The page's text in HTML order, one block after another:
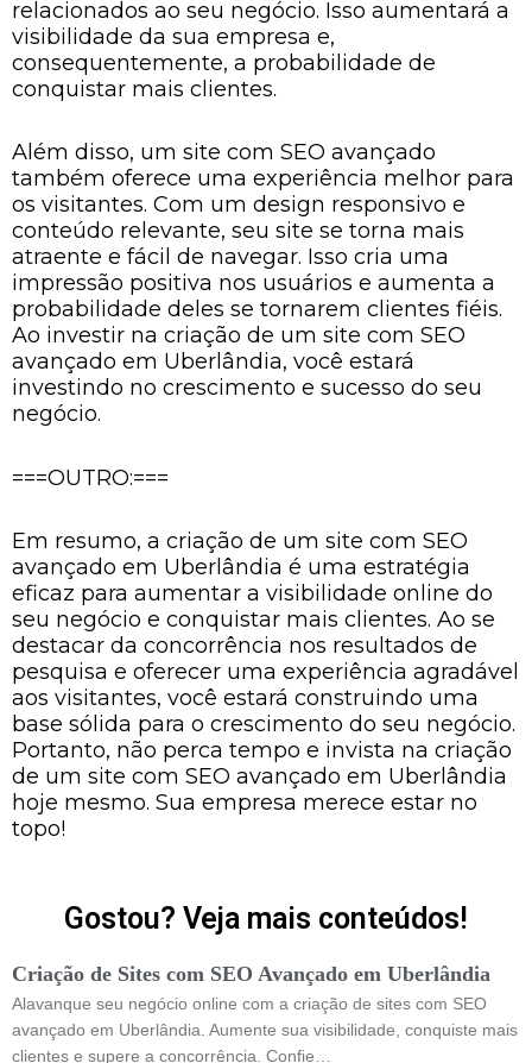
relacionados ao seu negócio. Isso aumentará a
visibilidade da sua empresa e,
consequentemente, a probabilidade de
conquistar mais clientes.
Além disso, um site com SEO avançado
também oferece uma experiência melhor para
os visitantes. Com um design responsivo e
conteúdo relevante, seu site se torna mais
atraente e fácil de navegar. Isso cria uma
impressão positiva nos usuários e aumenta a
probabilidade deles se tornarem clientes fiéis.
Ao investir na criação de um site com SEO
avançado em Uberlândia, você estará
investindo no crescimento e sucesso do seu
negócio.
===OUTRO:===
Em resumo, a criação de um site com SEO
avançado em Uberlândia é uma estratégia
eficaz para aumentar a visibilidade online do
seu negócio e conquistar mais clientes. Ao se
destacar da concorrência nos resultados de
pesquisa e oferecer uma experiência agradável
aos visitantes, você estará construindo uma
base sólida para o crescimento do seu negócio.
Portanto, não perca tempo e invista na criação
de um site com SEO avançado em Uberlândia
hoje mesmo. Sua empresa merece estar no
topo!
Gostou? Veja mais conteúdos!
Criação de Sites com SEO Avançado em Uberlândia
Alavanque seu negócio online com a criação de sites com SEO
avançado em Uberlândia. Aumente sua visibilidade, conquiste mais
clientes e supere a concorrência. Confie…